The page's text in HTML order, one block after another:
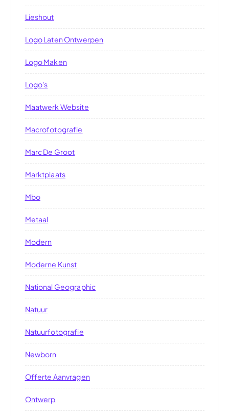
Lieshout
Logo Laten Ontwerpen
Logo Maken
Logo's
Maatwerk Website
Macrofotografie
Marc De Groot
Marktplaats
Mbo
Metaal
Modern
Moderne Kunst
National Geographic
Natuur
Natuurfotografie
Newborn
Offerte Aanvragen
Ontwerp